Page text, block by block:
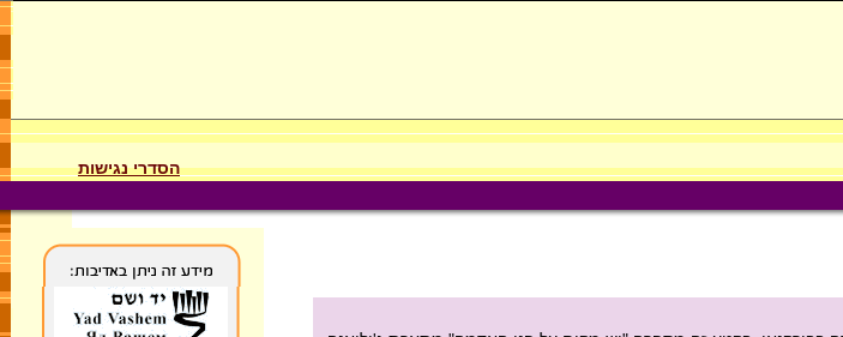
הסדרי נגישות